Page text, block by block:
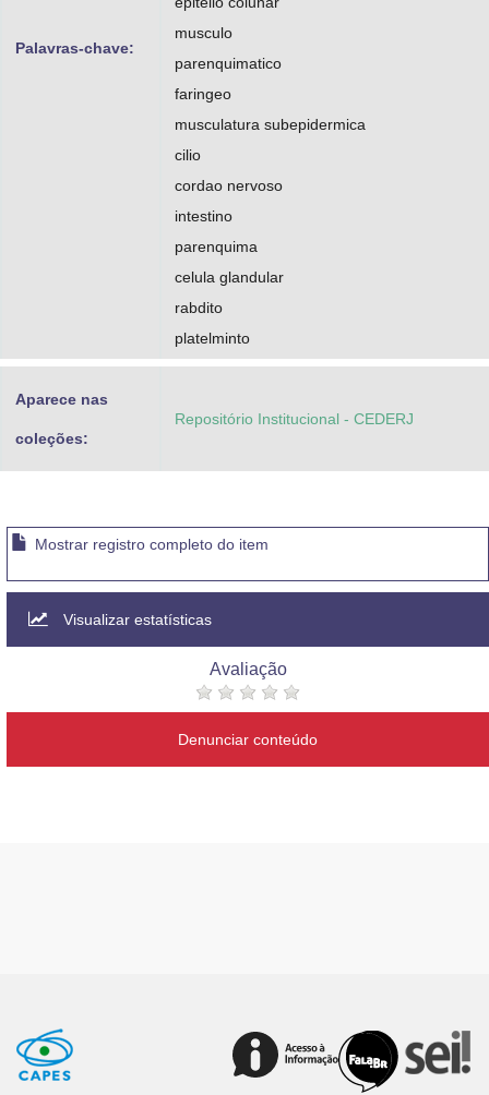
Palavras-chave:
musculo
parenquimatico
faringeo
musculatura subepidermica
cilio
cordao nervoso
intestino
parenquima
celula glandular
rabdito
platelminto
Aparece nas
coleções:
Repositório Institucional - CEDERJ
Mostrar registro completo do item
Visualizar estatísticas
Avaliação
Denunciar conteúdo